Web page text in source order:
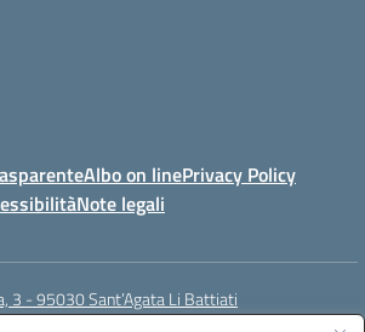
Albo on linePrivacy Policy
Note legali
3 - 95030 Sant’Agata Li Battiati
ctic8bl002@istruzione.it